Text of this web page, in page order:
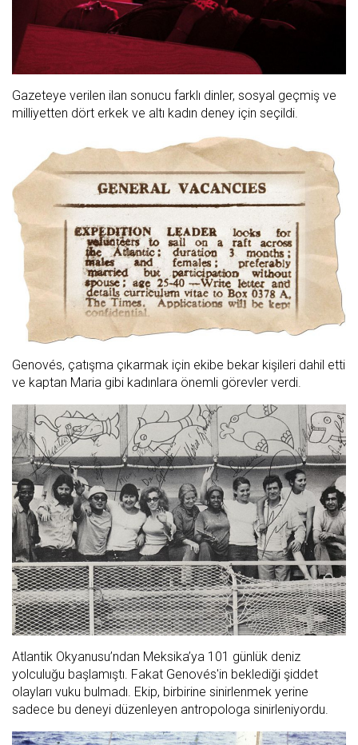
Gazeteye verilen ilan sonucu farklı dinler, sosyal geçmiş ve
milliyetten dört erkek ve altı kadın deney için seçildi.
Genovés, çatışma çıkarmak için ekibe bekar kişileri dahil etti
ve kaptan Maria gibi kadınlara önemli görevler verdi.
Atlantik Okyanusu’ndan Meksika’ya 101 günlük deniz
yolculuğu başlamıştı. Fakat Genovés'in beklediği şiddet
olayları vuku bulmadı. Ekip, birbirine sinirlenmek yerine
sadece bu deneyi düzenleyen antropologa sinirleniyordu.